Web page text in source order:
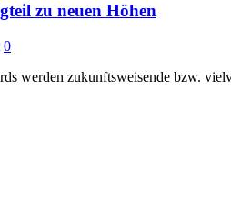
zu neuen Höhen
0
werden zukunftsweisende bzw.